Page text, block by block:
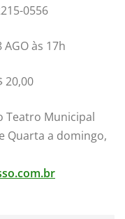
0556
AGO às 17h
20,00
Teatro Municipal
Quarta a domingo,